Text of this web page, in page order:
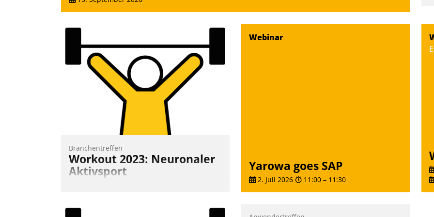
Branchentreffen
Workout 2023: Neuronaler
Aktivsport
aktiv und sammelten methodisch
Webinar
Yarowa goes SAP
2. Juli 2026 11:00 – 11:30